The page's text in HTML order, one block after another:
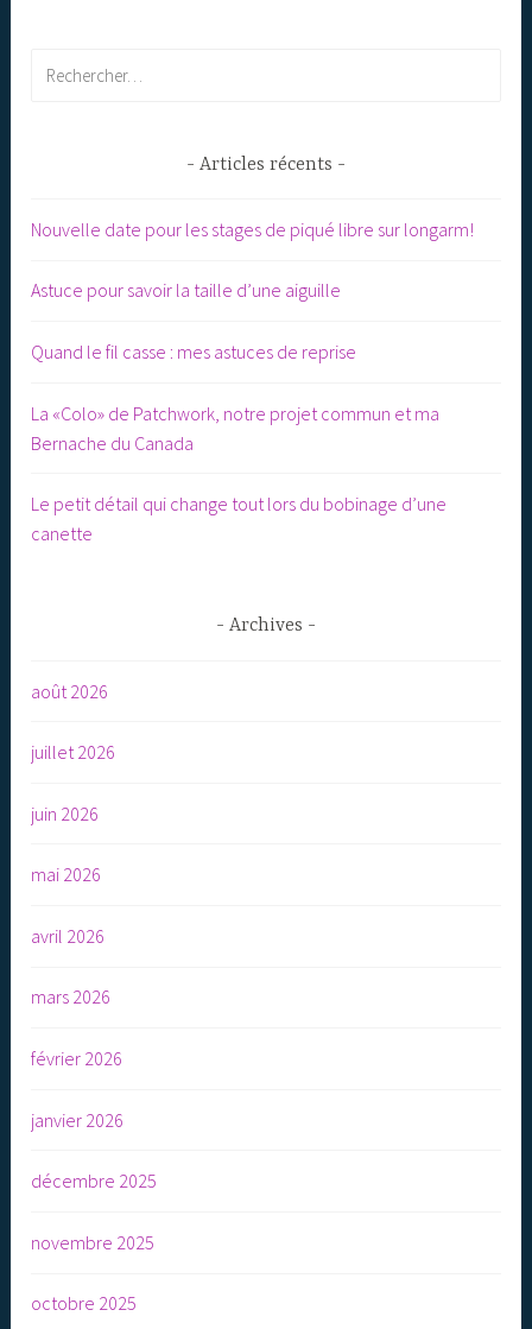
Articles récents
Nouvelle date pour les stages de piqué libre sur longarm!
Astuce pour savoir la taille d’une aiguille
Quand le fil casse : mes astuces de reprise
La «Colo» de Patchwork, notre projet commun et ma
Bernache du Canada
Le petit détail qui change tout lors du bobinage d’une
canette
Archives
août 2026
juillet 2026
juin 2026
mai 2026
avril 2026
mars 2026
février 2026
janvier 2026
décembre 2025
novembre 2025
octobre 2025